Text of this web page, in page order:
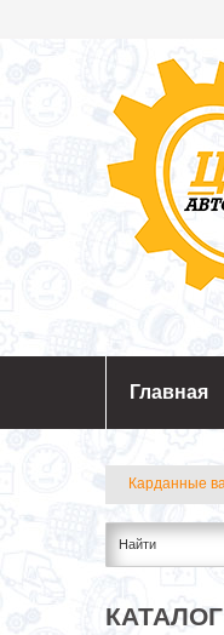
Главная
Карданные